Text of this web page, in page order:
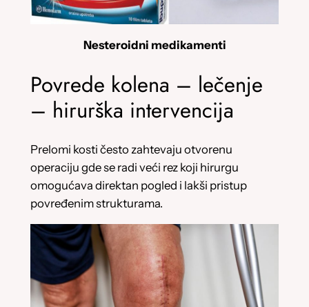
Nesteroidni medikamenti
Povrede kolena – lečenje
– hirurška intervencija
Prelomi kosti često zahtevaju otvorenu
operaciju gde se radi veći rez koji hirurgu
omogućava direktan pogled i lakši pristup
povređenim strukturama.